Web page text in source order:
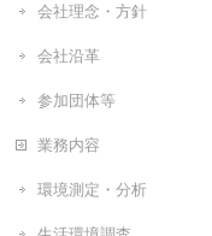
会社理念・方針
会社沿革
参加団体等
業務内容
環境測定・分析